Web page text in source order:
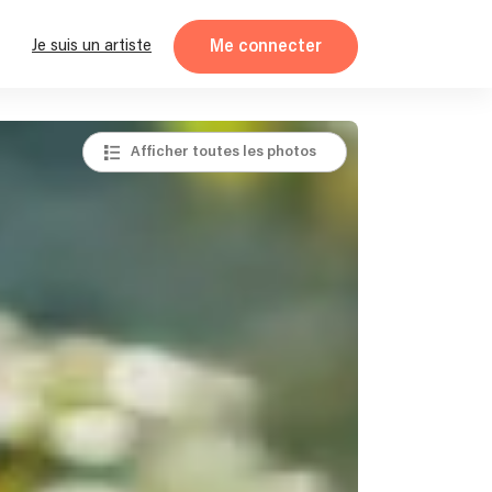
Je suis un artiste Me connecter
Afficher toutes les photos